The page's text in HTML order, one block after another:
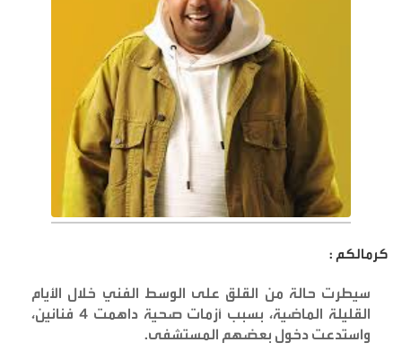
كرمالكم :
سيطرت حالة من القلق على الوسط الفني خلال الأيام
القليلة الماضية، بسبب أزمات صحية داهمت 4 فنانين،
واستدعت دخول بعضهم المستشفى.